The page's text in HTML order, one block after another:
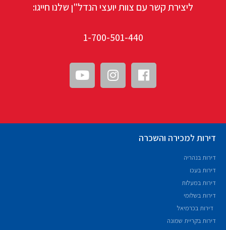
ליצירת קשר עם צוות יועצי הנדל"ן שלנו חייגו:
1-700-501-440
דירות למכירה והשכרה
דירות בנהריה
דירות בעכו
דירות במעלות
דירות בשלומי
דירות בכרמיאל
דירות בקריית שמונה